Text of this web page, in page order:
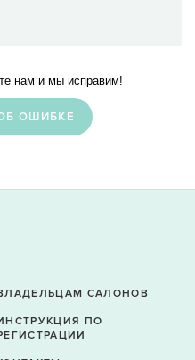
нам и мы исправим!
ОШИБКЕ
САЛОНОВ
ПО